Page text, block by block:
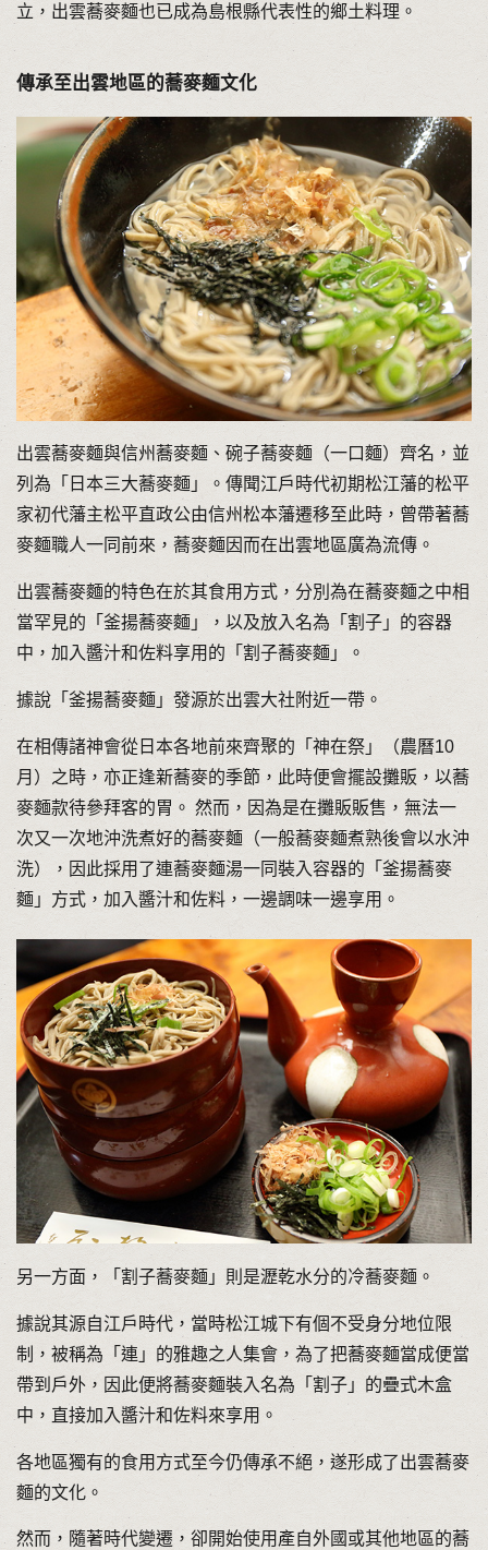
立，出雲蕎麥麵也已成為島根縣代表性的鄉土料理。
傳承至出雲地區的蕎麥麵文化
出雲蕎麥麵與信州蕎麥麵、碗子蕎麥麵（一口麵）齊名，並
列為「日本三大蕎麥麵」。傳聞江戶時代初期松江藩的松平
家初代藩主松平直政公由信州松本藩遷移至此時，曾帶著蕎
麥麵職人一同前來，蕎麥麵因而在出雲地區廣為流傳。
出雲蕎麥麵的特色在於其食用方式，分別為在蕎麥麵之中相
當罕見的「釜揚蕎麥麵」，以及放入名為「割子」的容器
中，加入醬汁和佐料享用的「割子蕎麥麵」。
據說「釜揚蕎麥麵」發源於出雲大社附近一帶。
在相傳諸神會從日本各地前來齊聚的「神在祭」（農曆10
月）之時，亦正逢新蕎麥的季節，此時便會擺設攤販，以蕎
麥麵款待參拜客的胃。 然而，因為是在攤販販售，無法一
次又一次地沖洗煮好的蕎麥麵（一般蕎麥麵煮熟後會以水沖
洗），因此採用了連蕎麥麵湯一同裝入容器的「釜揚蕎麥
麵」方式，加入醬汁和佐料，一邊調味一邊享用。
另一方面，「割子蕎麥麵」則是瀝乾水分的冷蕎麥麵。
據說其源自江戶時代，當時松江城下有個不受身分地位限
制，被稱為「連」的雅趣之人集會，為了把蕎麥麵當成便當
帶到戶外，因此便將蕎麥麵裝入名為「割子」的疊式木盒
中，直接加入醬汁和佐料來享用。
各地區獨有的食用方式至今仍傳承不絕，遂形成了出雲蕎麥
麵的文化。
然而，隨著時代變遷，卻開始使用產自外國或其他地區的蕎